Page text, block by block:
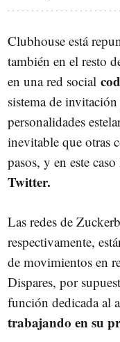
Clubhouse está
también en el resto
en una red social
sistema de
personalidades
inevitable que otras
pasos, y en este
Twitter.
Las redes de
respectivamente,
de movimientos en
Dispares, por
función dedicada al
trabajando en su